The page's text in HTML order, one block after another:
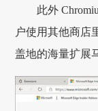
此外
户使用其他商店
盖地的海量扩展